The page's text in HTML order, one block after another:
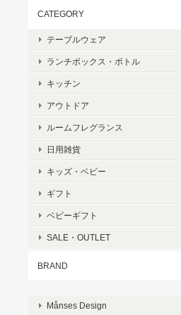
CATEGORY
テーブルウェア
ランチボックス・ボトル
キッチン
アウトドア
ルームフレグランス
日用雑貨
キッズ・ベビー
ギフト
ベビーギフト
SALE・OUTLET
BRAND
Månses Design